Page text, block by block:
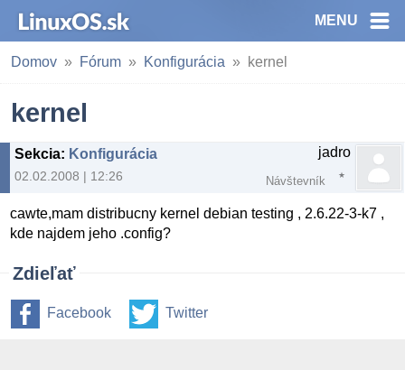
MENU
Domov Fórum Konfigurácia kernel
kernel
Sekcia: Konfigurácia
02.02.2008 | 12:26
jadro
Návštevník
cawte,mam distribucny kernel debian testing , 2.6.22-3-k7 ,
kde najdem jeho .config?
Zdieľať
Facebook Twitter